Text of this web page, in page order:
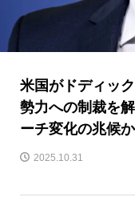
米国がドディッ
勢力への制裁を
ーチ変化の兆候か
2025.10.31